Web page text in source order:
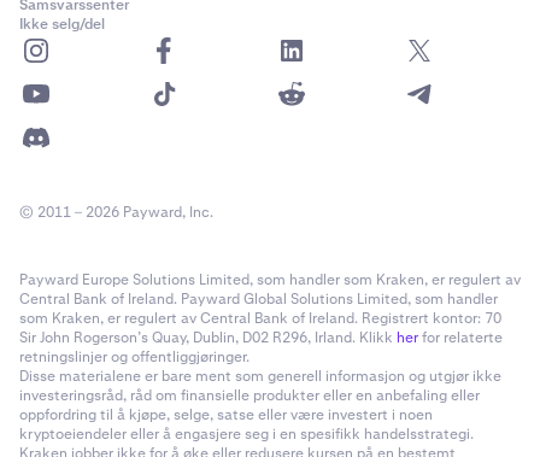
Adventure Gold
AGLD
Ethereum (ERC-20)
AERO
Basis
Aethir
ATH
Ethereum (ERC-20)
Samsvarssenter
Ikke selg/del
© 2011 – 2026 Payward, Inc.
Payward Europe Solutions Limited, som handler som Kraken, er regulert av
Central Bank of Ireland. Payward Global Solutions Limited, som handler
som Kraken, er regulert av Central Bank of Ireland. Registrert kontor: 70
Sir John Rogerson’s Quay, Dublin, D02 R296, Irland. Klikk herfor relaterte
retningslinjer og offentliggjøringer.
Disse materialene er bare ment som generell informasjon og utgjør ikke
investeringsråd, råd om finansielle produkter eller en anbefaling eller
oppfordring til å kjøpe, selge, satse eller være investert i noen
kryptoeiendeler eller å engasjere seg i en spesifikk handelsstrategi.